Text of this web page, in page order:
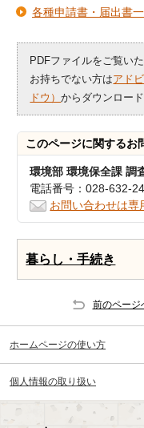
各種申請書・届出書一
PDFファイルをご覧い
お持ちでない方はアド
ドウ）からダウンロー
このページに関するお
環境部 環境保全課 調
電話番号：028-632-
お問い合わせは専
暮らし・手続き
前のページ
ホームページの使い方
個人情報の取り扱い